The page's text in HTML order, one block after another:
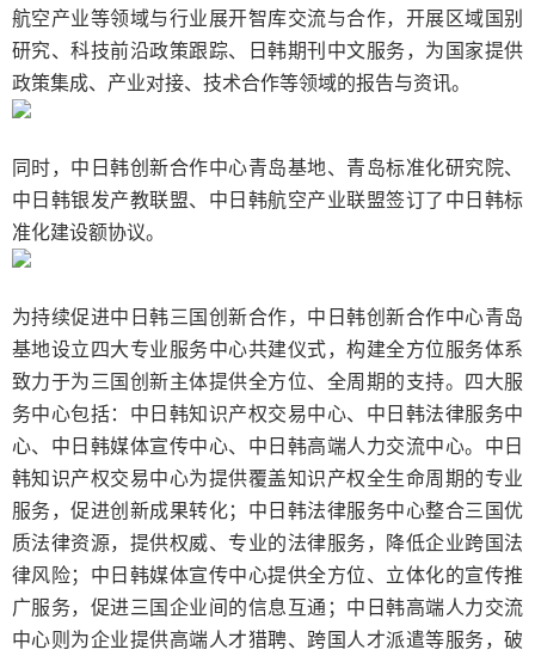
航空产业等领域与行业展开智库交流与合作，开展区域国别
研究、科技前沿政策跟踪、日韩期刊中文服务，为国家提供
政策集成、产业对接、技术合作等领域的报告与资讯。
同时，中日韩创新合作中心青岛基地、青岛标准化研究院、
中日韩银发产教联盟、中日韩航空产业联盟签订了中日韩标
准化建设额协议。
为持续促进中日韩三国创新合作，中日韩创新合作中心青岛
基地设立四大专业服务中心共建仪式，构建全方位服务体系
致力于为三国创新主体提供全方位、全周期的支持。四大服
务中心包括：中日韩知识产权交易中心、中日韩法律服务中
心、中日韩媒体宣传中心、中日韩高端人力交流中心。中日
韩知识产权交易中心为提供覆盖知识产权全生命周期的专业
服务，促进创新成果转化；中日韩法律服务中心整合三国优
质法律资源，提供权威、专业的法律服务，降低企业跨国法
律风险；中日韩媒体宣传中心提供全方位、立体化的宣传推
广服务，促进三国企业间的信息互通；中日韩高端人力交流
中心则为企业提供高端人才猎聘、跨国人才派遣等服务，破